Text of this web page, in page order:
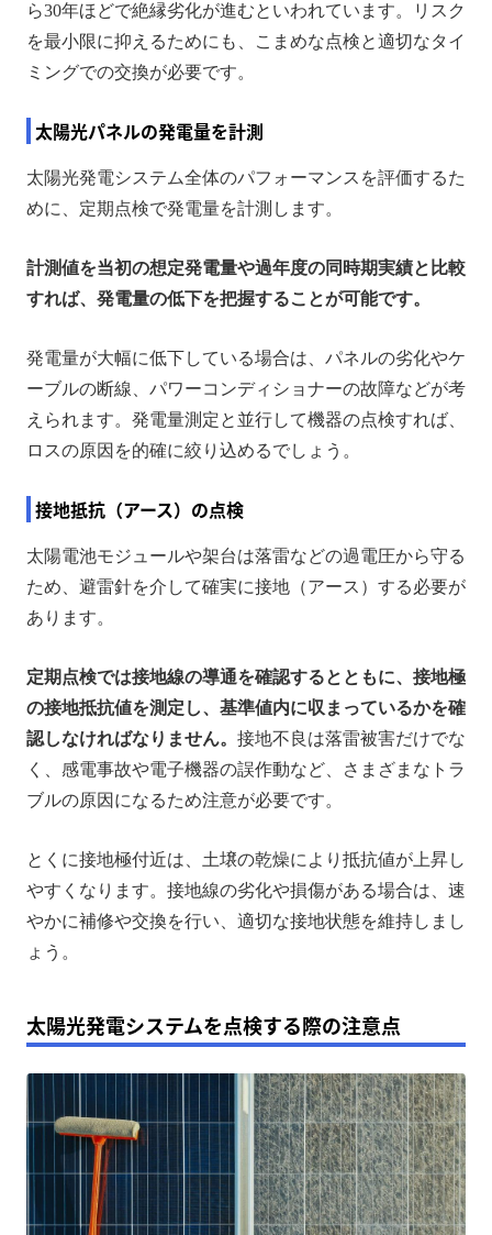
ら30年ほどで絶縁劣化が進むといわれています。リスク
を最小限に抑えるためにも、こまめな点検と適切なタイ
ミングでの交換が必要です。
太陽光パネルの発電量を計測
太陽光発電システム全体のパフォーマンスを評価するた
めに、定期点検で発電量を計測します。
計測値を当初の想定発電量や過年度の同時期実績と比較
すれば、発電量の低下を把握することが可能です。
発電量が大幅に低下している場合は、パネルの劣化やケ
ーブルの断線、パワーコンディショナーの故障などが考
えられます。発電量測定と並行して機器の点検すれば、
ロスの原因を的確に絞り込めるでしょう。
接地抵抗（アース）の点検
太陽電池モジュールや架台は落雷などの過電圧から守る
ため、避雷針を介して確実に接地（アース）する必要が
あります。
定期点検では接地線の導通を確認するとともに、接地極
の接地抵抗値を測定し、基準値内に収まっているかを確
認しなければなりません。 接地不良は落雷被害だけでな
く、感電事故や電子機器の誤作動など、さまざまなトラ
ブルの原因になるため注意が必要です。
とくに接地極付近は、土壌の乾燥により抵抗値が上昇し
やすくなります。接地線の劣化や損傷がある場合は、速
やかに補修や交換を行い、適切な接地状態を維持しまし
ょう。
太陽光発電システムを点検する際の注意点